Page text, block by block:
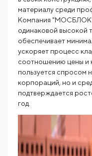
материалу среди
Компания "МОСБЛОК"
одинаковой высокой
обеспечивает
ускоряет процесс
соотношению цены и
пользуется спросом
корпораций, но и
подтверждается
год.